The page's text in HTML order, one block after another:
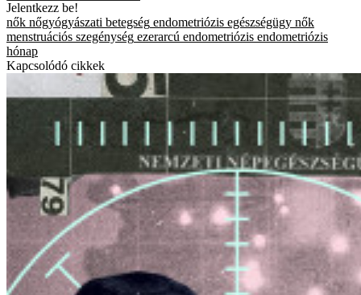
Jelentkezz be!
nők nőgyógyászati betegség endometriózis egészségügy nők
menstruációs szegénység ezerarcú endometriózis endometriózis
hónap
Kapcsolódó cikkek